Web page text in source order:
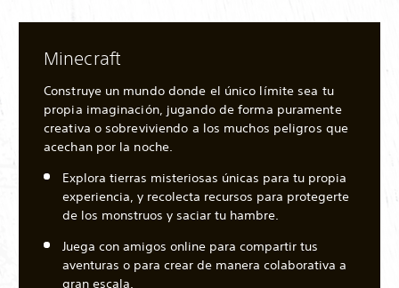
Minecraft
Construye un mundo donde el único límite sea tu
propia imaginación, jugando de forma puramente
creativa o sobreviviendo a los muchos peligros que
acechan por la noche.
Explora tierras misteriosas únicas para tu propia
experiencia, y recolecta recursos para protegerte
de los monstruos y saciar tu hambre.
Juega con amigos online para compartir tus
aventuras o para crear de manera colaborativa a
gran escala.